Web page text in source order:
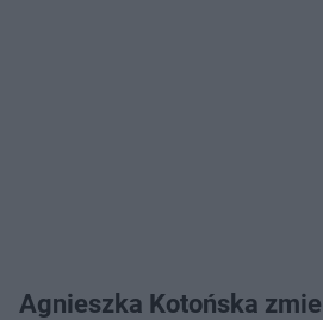
Agnieszka Kotońska